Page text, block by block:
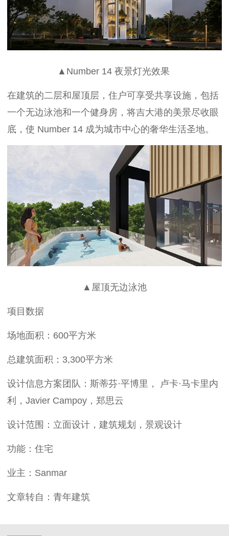
▲Number 14 夜景灯光效果
在建筑的二层和屋顶层，住户可享受共享设施，包括
一个无边泳池和一个健身房，将吉大港的美景尽收眼
底，使 Number 14 成为城市中心的奢华生活圣地。
▲屋顶无边泳池
项目数据
场地面积：600平方米
总建筑面积：3,300平方米
设计信息方案团队：斯蒂芬·平博里， 卢卡·马卡里内
利，Javier Campoy，郑思云
设计范围：立面设计，建筑规划，景观设计
功能：住宅
业主：Sanmar
文章转自：青年建筑